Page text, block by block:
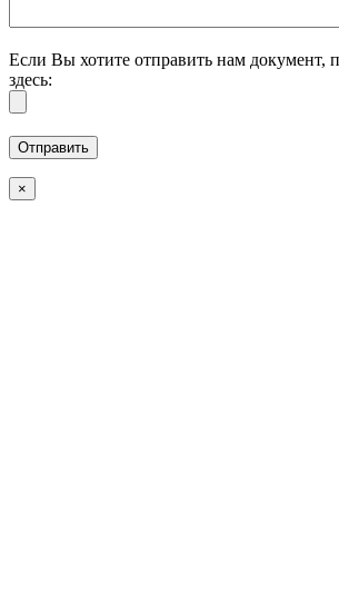
Если Вы хотите отправить нам документ,
здесь:
×